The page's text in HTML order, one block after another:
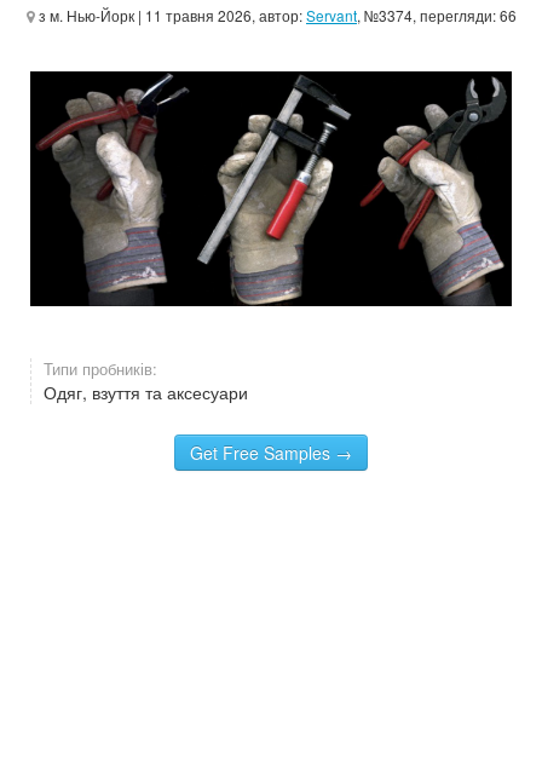
з м. Нью-Йорк | 11 травня 2026, автор:Servant, №3374, перегляди: 66
Типи пробників:
Одяг, взуття та аксесуари
Get Free Samples →